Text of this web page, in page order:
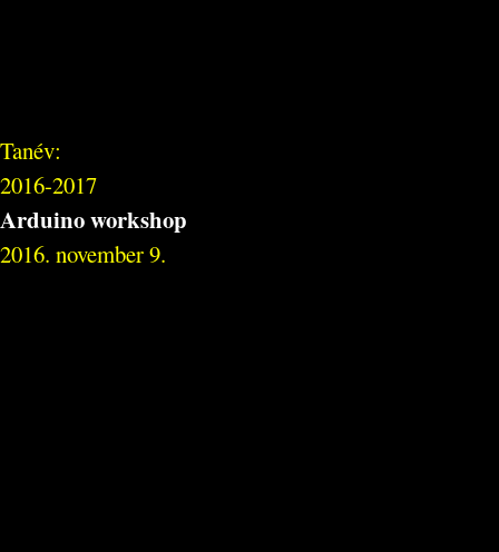
Tanév:
2016-2017
Arduino workshop
2016. november 9.